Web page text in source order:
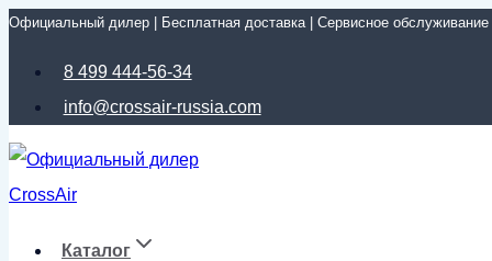
Перейти
Официальный дилер | Бесплатная доставка | Сервисное обслуживание
8 499 444-56-34
info@crossair-russia.com
Каталог